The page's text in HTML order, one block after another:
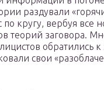
раздували
по кругу, вербуя все
теорий заговора.
обратились к
свои